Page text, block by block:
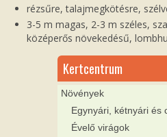
rézsűre, talajmegkötésre,
3-5 m magas, 2-3 m széles,
középerős növekedésű,
Kertcentrum
Növények
Egynyári, kétnyári és
Évelő virágok